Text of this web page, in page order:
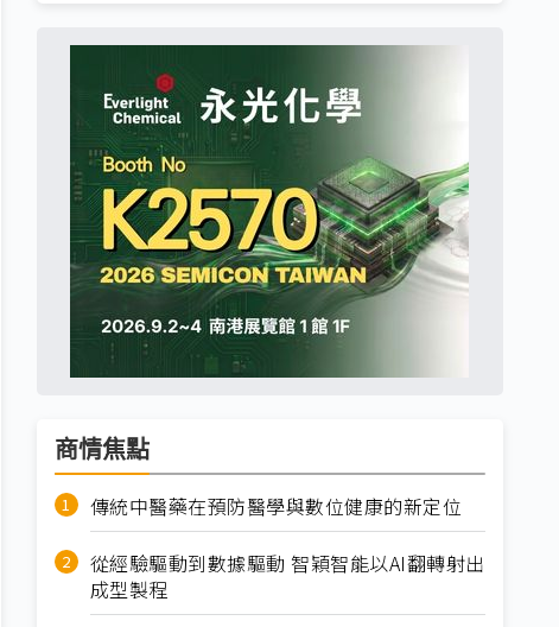
商情焦點
傳統中醫藥在預防醫學與數位健康的新定位
從經驗驅動到數據驅動 智穎智能以AI翻轉射出
成型製程